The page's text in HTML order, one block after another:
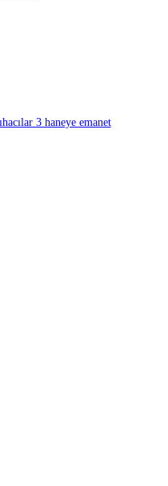
3 haneye emanet